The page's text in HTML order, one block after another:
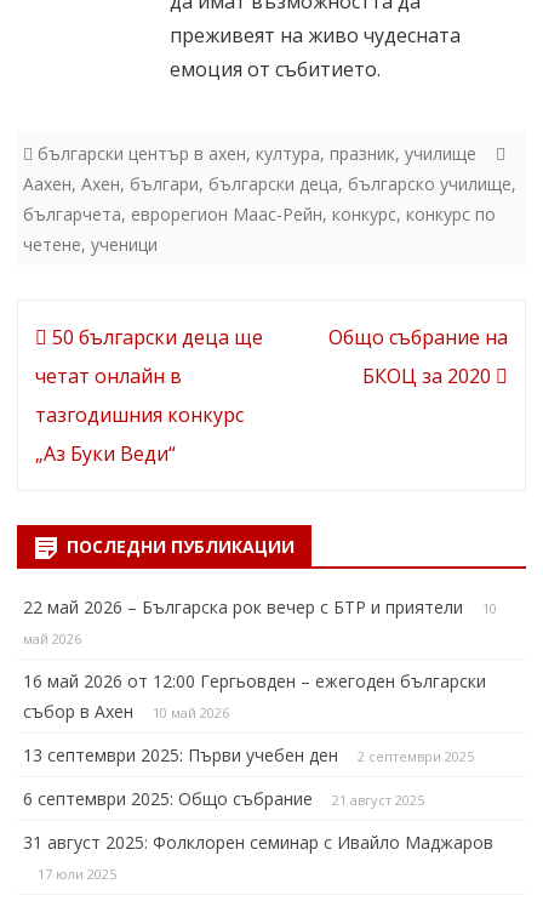
преживеят на живо чудесната
емоция от събитието.
български център в ахен, култура, празник, училище
Аахен, Ахен, българи, български деца, българско училище,
българчета, еврорегион Маас-Рейн, конкурс, конкурс по
четене, ученици
Навигация
50 български деца ще
четат онлайн в
тазгодишния конкурс
„Аз Буки Веди“
Общо събрание на
БКОЦ за 2020
ПОСЛЕДНИ ПУБЛИКАЦИИ
22 май 2026 – Българска рок вечер с БТР и приятели
10
май 2026
16 май 2026 от 12:00 Гергьовден – ежегоден български
събор в Ахен
10 май 2026
13 септември 2025: Първи учебен ден 2 септември 2025
6 септември 2025: Общо събрание 21 август 2025
31 август 2025: Фолклорен семинар с Ивайло Маджаров
17 юли 2025